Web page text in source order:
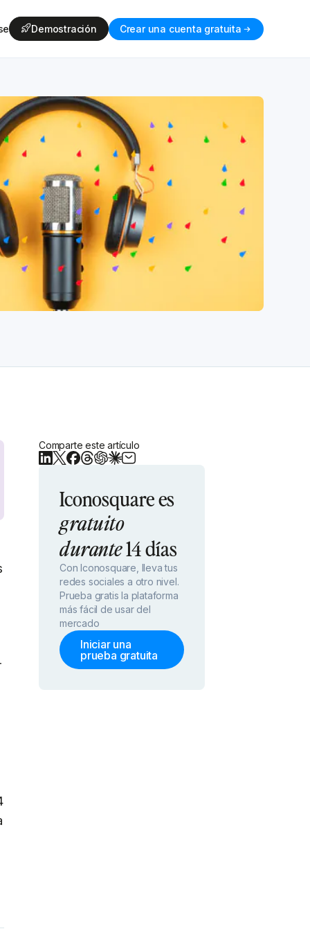
Demostración Crear una cuenta gratuita
Comparte este artículo
Iconosquare es
gratuito
durante14 días
Con Iconosquare, lleva tus
redes sociales a otro nivel.
Prueba gratis la plataforma
más fácil de usar del
mercado
Iniciar una
prueba gratuita